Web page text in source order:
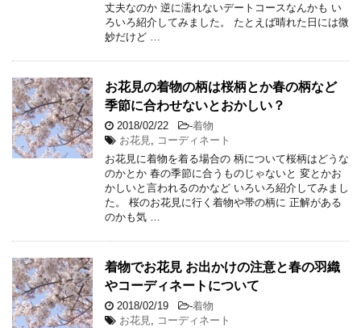
丈夫なのか 逆に濡れないデートコースなんかも い
ろいろ紹介してみました。 たとえば晴れた日には微
妙だけど …
お花見の着物の柄は桜柄とか春の柄など
季節に合わせないとおかしい？
2018/02/22 -着物
お花見
コーディネート
お花見に着物を着る場合の 柄について桜柄はどうな
のかとか 春の季節に合うものじゃないと 変とかお
かしいと言われるのかなど いろいろ紹介してみまし
た。 桜のお花見に行く着物や帯の柄に 正解がある
のかも気 …
着物でお花見 お出かけの注意と春の羽織
やコーディネートについて
2018/02/19 -着物
お花見
コーディネート